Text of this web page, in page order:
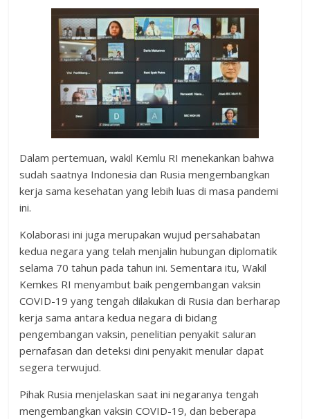
Dalam pertemuan, wakil Kemlu RI menekankan bahwa
sudah saatnya Indonesia dan Rusia mengembangkan
kerja sama kesehatan yang lebih luas di masa pandemi
ini.
Kolaborasi ini juga merupakan wujud persahabatan
kedua negara yang telah menjalin hubungan diplomatik
selama 70 tahun pada tahun ini. Sementara itu, Wakil
Kemkes RI menyambut baik pengembangan vaksin
COVID-19 yang tengah dilakukan di Rusia dan berharap
kerja sama antara kedua negara di bidang
pengembangan vaksin, penelitian penyakit saluran
pernafasan dan deteksi dini penyakit menular dapat
segera terwujud.
Pihak Rusia menjelaskan saat ini negaranya tengah
mengembangkan vaksin COVID-19, dan beberapa